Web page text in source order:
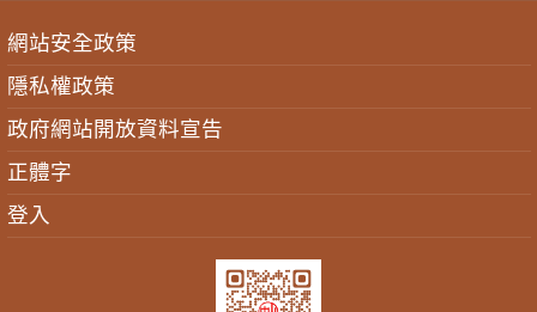
網站安全政策
隱私權政策
政府網站開放資料宣告
正體字
登入